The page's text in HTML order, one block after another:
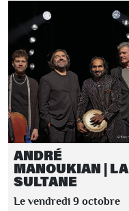
ANDRÉ
MANOUKIAN | LA
SULTANE
Le vendredi 9 octobre